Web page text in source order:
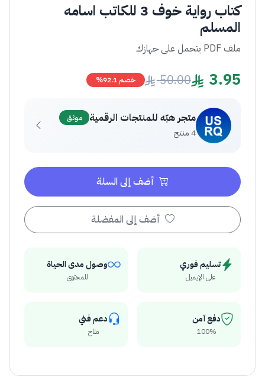
كتاب رواية خوف 3 للكاتب اسامه
المسلم
ملف PDF يتحمل على جهازك
3.95
50.00 خصم 92.1%
متجر هبّه للمنتجات الرقمية موثق
4 منتج
أضف إلى السلة
أضف إلى المفضلة
تسليم فوري
على الإيميل
وصول مدى الحياة
للمحتوى
دفع آمن
100%
دعم فني
متاح